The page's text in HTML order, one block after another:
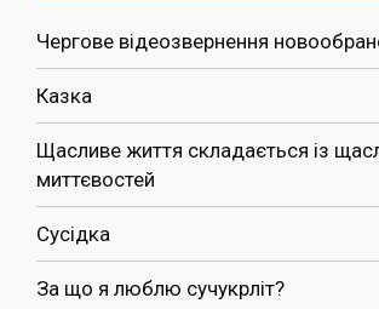
Чергове відеозвернення
Казка
Щасливе життя складається із
миттєвостей
Сусідка
За що я люблю сучукрліт?